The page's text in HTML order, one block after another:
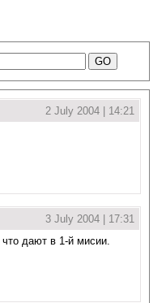
2 July 2004 | 14:21
3 July 2004 | 17:31
дают в 1-й мисии.